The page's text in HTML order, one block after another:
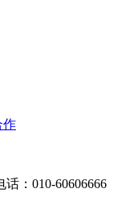
作
：010-60606666